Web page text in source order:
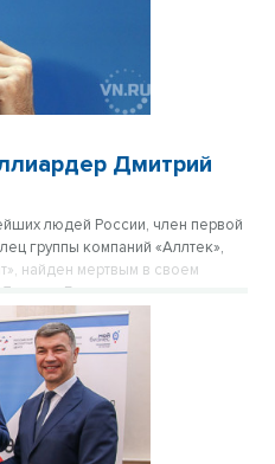
Дмитрий
людей России, член первой
группы компаний «Аллтек»,
найден мертвым в своем
Босова играют
области.